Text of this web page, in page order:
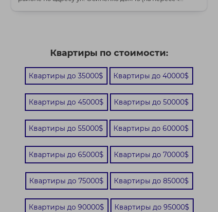
Квартиры по стоимости:
Квартиры до 35000$ Квартиры до 40000$
Квартиры до 45000$ Квартиры до 50000$
Квартиры до 55000$ Квартиры до 60000$
Квартиры до 65000$ Квартиры до 70000$
Квартиры до 75000$ Квартиры до 85000$
Квартиры до 90000$ Квартиры до 95000$